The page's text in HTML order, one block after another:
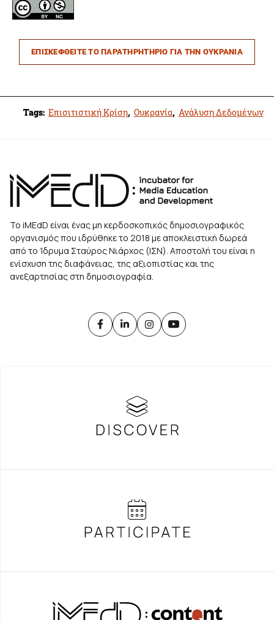
ΕΠΙΣΚΕΦΘΕΙΤΕ ΤΟ ΠΑΡΑΤΗΡΗΤΗΡΙΟ ΓΙΑ ΤΗΝ ΟΥΚΡΑΝΙΑ
Tags: Επισιτιστική Κρίση, Ουκρανία, Ανάλυση Δεδομένων
Το iMEdD είναι ένας μη κερδοσκοπικός δημοσιογραφικός
οργανισμός που ιδρύθηκε το 2018 με αποκλειστική δωρεά
από το Ίδρυμα Σταύρος Νιάρχος (ΙΣΝ). Αποστολή του είναι η
ενίσχυση της διαφάνειας, της αξιοπιστίας και της
ανεξαρτησίας στη δημοσιογραφία.